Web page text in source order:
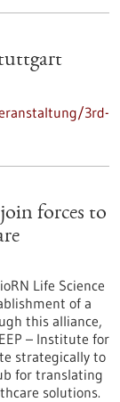
3rd-
forces to
Life Science
of a
this alliance,
– Institute for
strategically to
for translating
solutions.